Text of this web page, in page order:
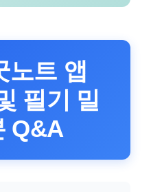
노트 앱
필기 밀
Q&A